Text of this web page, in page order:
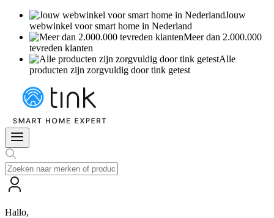
Jouw
webwinkel voor smart home in Nederland
Meer dan 2.000.000
tevreden klanten
Alle
producten zijn zorgvuldig door tink getest
Hallo,